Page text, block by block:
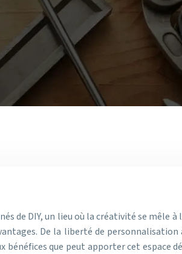
de DIY, un lieu où la créativité se mêle
De la liberté de personnalisation
que peut apporter cet espace